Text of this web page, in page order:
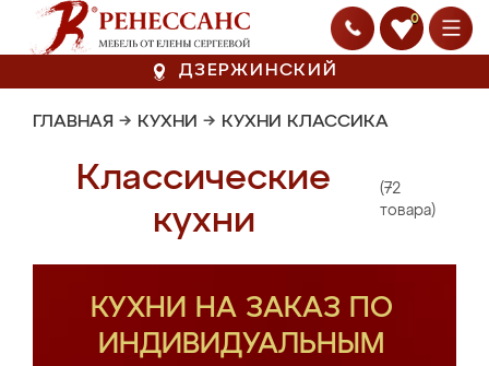
0
ДЗЕРЖИНСКИЙ
ГЛАВНАЯ → КУХНИ → КУХНИ КЛАССИКА
Классические
кухни
(72
товара)
КУХНИ НА ЗАКАЗ ПО
ИНДИВИДУАЛЬНЫМ